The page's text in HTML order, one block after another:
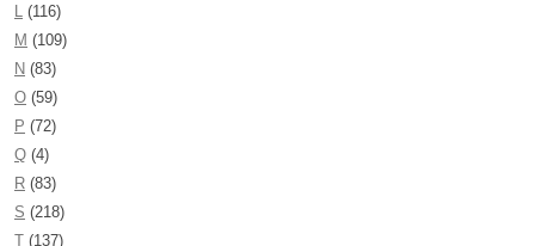
(116)
M (109)
N (83)
O (59)
P (72)
Q (4)
R (83)
S (218)
T (137)